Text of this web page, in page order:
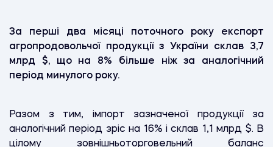
За перші два місяці поточного року експорт
агропродовольчої продукції з України склав 3,7
млрд $, що на 8% більше ніж за аналогічний
період минулого року.
Разом з тим, імпорт зазначеної продукції за
аналогічний період зріс на 16% і склав 1,1 млрд $. В
цілому зовнішньоторговельний баланс